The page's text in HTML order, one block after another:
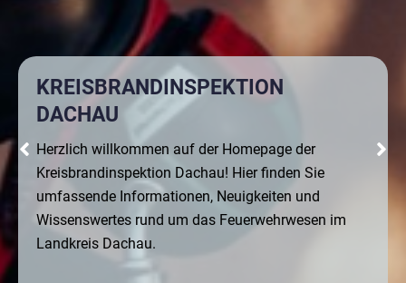
KREISBRANDINSPEKTION
DACHAU
Herzlich willkommen auf der Homepage der
Kreisbrandinspektion Dachau! Hier finden Sie
umfassende Informationen, Neuigkeiten und
Wissenswertes rund um das Feuerwehrwesen im
Landkreis Dachau.
Vorherige Folie